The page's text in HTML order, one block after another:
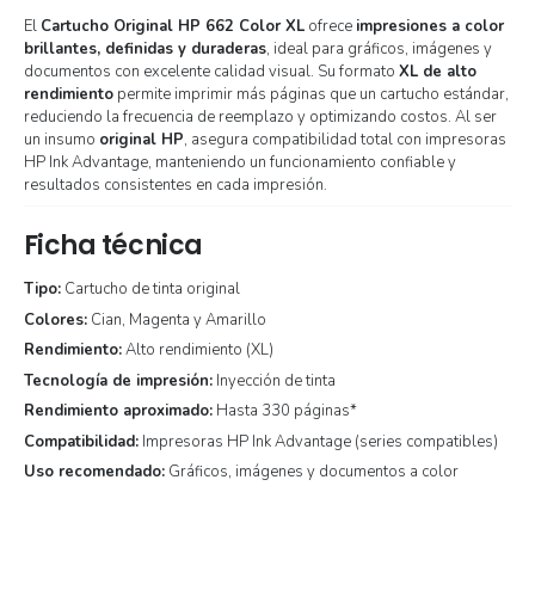
El Cartucho Original HP 662 Color XLofrece impresiones a color
brillantes, definidas y duraderas, ideal para gráficos, imágenes y
documentos con excelente calidad visual. Su formato XL de alto
rendimientopermite imprimir más páginas que un cartucho estándar,
reduciendo la frecuencia de reemplazo y optimizando costos. Al ser
un insumo original HP, asegura compatibilidad total con impresoras
HP Ink Advantage, manteniendo un funcionamiento confiable y
resultados consistentes en cada impresión.
Ficha técnica
Tipo:Cartucho de tinta original
Colores:Cian, Magenta y Amarillo
Rendimiento:Alto rendimiento (XL)
Tecnología de impresión:Inyección de tinta
Rendimiento aproximado:Hasta 330 páginas*
Compatibilidad:Impresoras HP Ink Advantage (series compatibles)
Uso recomendado:Gráficos, imágenes y documentos a color